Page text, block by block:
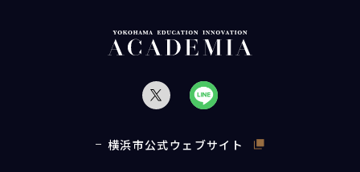
横浜市公式ウェブサイト